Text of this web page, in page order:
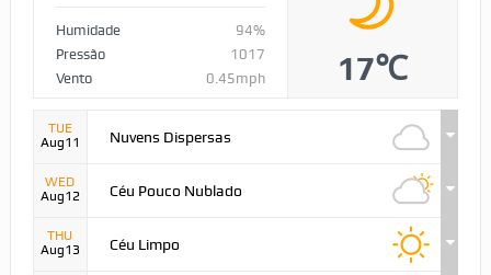
Humidade
94%
Pressão
1017
Vento
0.45mph 17℃
TUE
Aug11
Nuvens Dispersas
WED
Aug12
Céu Pouco Nublado
THU
Aug13
Céu Limpo